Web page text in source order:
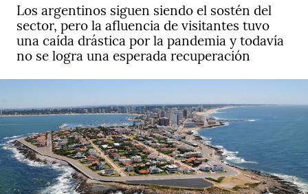
Los argentinos siguen siendo el sostén del
sector, pero la afluencia de visitantes tuvo
una caída drástica por la pandemia y todavía
no se logra una esperada recuperación